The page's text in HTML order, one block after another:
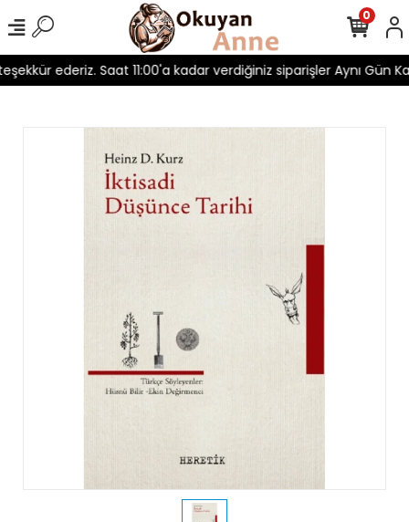
ederiz. Saat 11:00'a kadar verdiğiniz siparişler Aynı Gün
0